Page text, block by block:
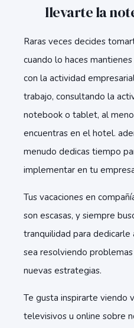
llevarte la
Raras veces decides
cuando lo haces
con la actividad
trabajo, consultando la
notebook o tablet, al
encuentras en el hotel.
menudo dedicas tiempo
implementar en tu
Tus vacaciones en
son escasas, y siempre
tranquilidad para dedicarle
sea resolviendo
nuevas estrategias.
Te gusta inspirarte viendo
televisivos u online sobre